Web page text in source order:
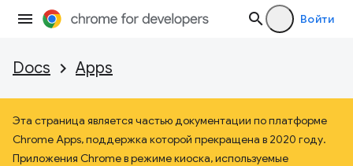
Войти
Docs Apps
Эта страница является частью документации по платформе
Chrome Apps, поддержка которой прекращена в 2020 году.
Приложения Chrome в режиме киоска, используемые